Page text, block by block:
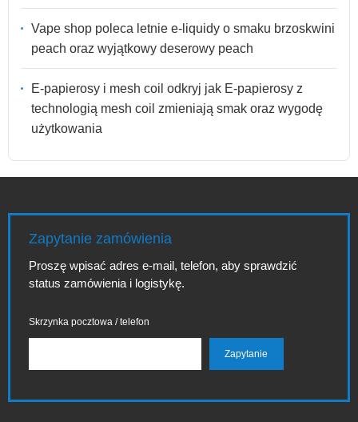
Vape shop poleca letnie e-liquidy o smaku brzoskwini
peach oraz wyjątkowy deserowy peach
E-papierosy i mesh coil odkryj jak E-papierosy z
technologią mesh coil zmieniają smak oraz wygodę
użytkowania
Zapytanie zamówienia
Proszę wpisać adres e-mail, telefon, aby sprawdzić
status zamówienia i logistykę.
Skrzynka pocztowa / telefon